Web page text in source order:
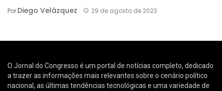
PorDiego Velázquez 29 de agosto de 2023
O Jornal do Congresso é um portal de notícias completo, dedicado
a trazer as informações mais relevantes sobre o cenário político
nacional, as últimas tendências tecnológicas e uma variedade de